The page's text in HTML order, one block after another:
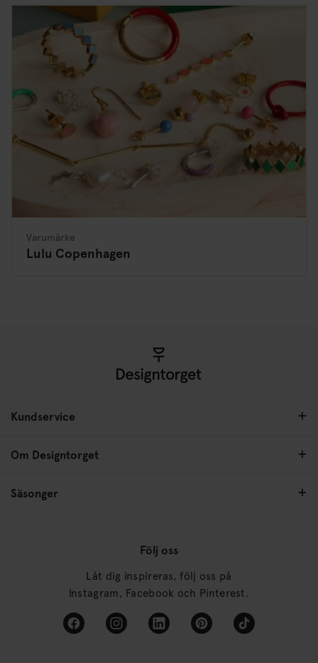
Varumärke
Lulu Copenhagen
Kundservice
Om Designtorget
Säsonger
Följ oss
Låt dig inspireras, följ oss på
Instagram, Facebook och Pinterest.